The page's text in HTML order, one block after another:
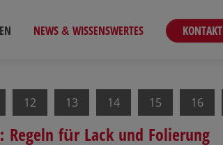
NEWS & WISSENSWERTES KONTAKT
12 13 14 15 16
für Lack und Folierung